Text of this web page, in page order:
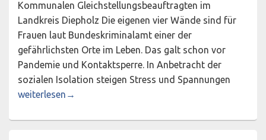
Kommunalen Gleichstellungsbeauftragten im
Landkreis Diepholz Die eigenen vier Wände sind für
Frauen laut Bundeskriminalamt einer der
gefährlichsten Orte im Leben. Das galt schon vor
Pandemie und Kontaktsperre. In Anbetracht der
sozialen Isolation steigen Stress und Spannungen
(K)ein sicheres Zuhause – Unterstützungsangebote bei
weiterlesen →